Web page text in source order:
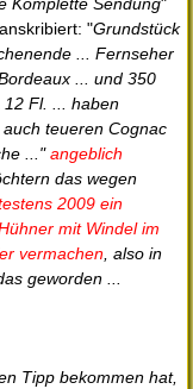
Komplette Sendung"
"Grundstück
... Fernseher
... und 350
Fl. ... haben
teueren Cognac
..."angeblich
das wegen
2009 ein
mit Windel im
vermachen, also in
geworden ...
Tipp bekommen hat,